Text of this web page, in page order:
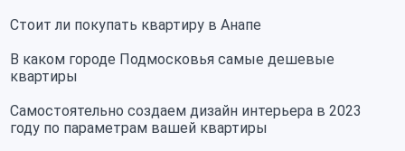
Стоит ли покупать квартиру в Анапе
В каком городе Подмосковья самые дешевые
квартиры
Самостоятельно создаем дизайн интерьера в 2023
году по параметрам вашей квартиры